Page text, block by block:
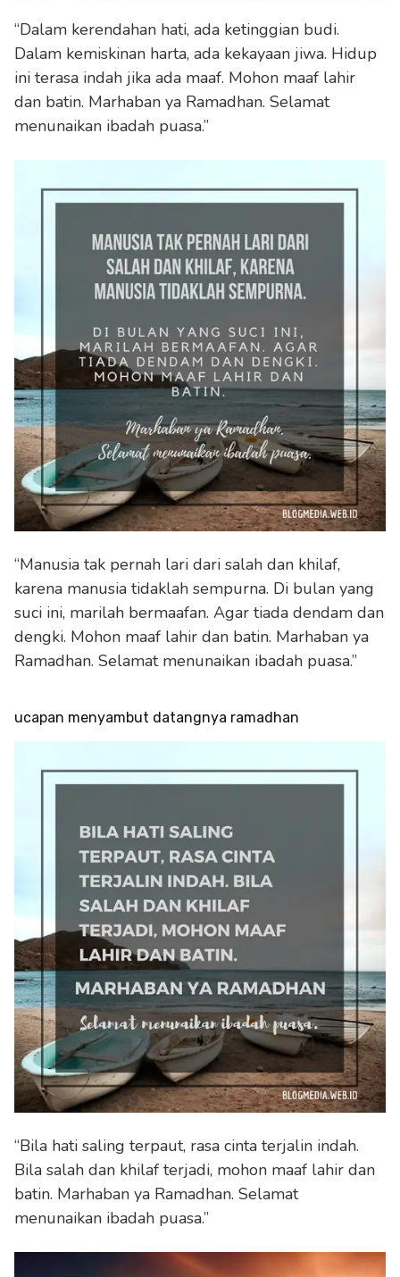
“Dalam kerendahan hati, ada ketinggian budi.
Dalam kemiskinan harta, ada kekayaan jiwa. Hidup
ini terasa indah jika ada maaf. Mohon maaf lahir
dan batin. Marhaban ya Ramadhan. Selamat
menunaikan ibadah puasa.”
“Manusia tak pernah lari dari salah dan khilaf,
karena manusia tidaklah sempurna. Di bulan yang
suci ini, marilah bermaafan. Agar tiada dendam dan
dengki. Mohon maaf lahir dan batin. Marhaban ya
Ramadhan. Selamat menunaikan ibadah puasa.”
ucapan menyambut datangnya ramadhan
“Bila hati saling terpaut, rasa cinta terjalin indah.
Bila salah dan khilaf terjadi, mohon maaf lahir dan
batin. Marhaban ya Ramadhan. Selamat
menunaikan ibadah puasa.”